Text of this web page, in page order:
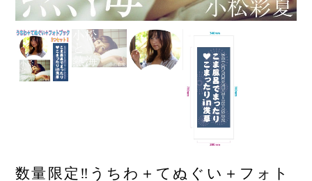
数量限定‼︎うちわ＋てぬぐい＋フォト